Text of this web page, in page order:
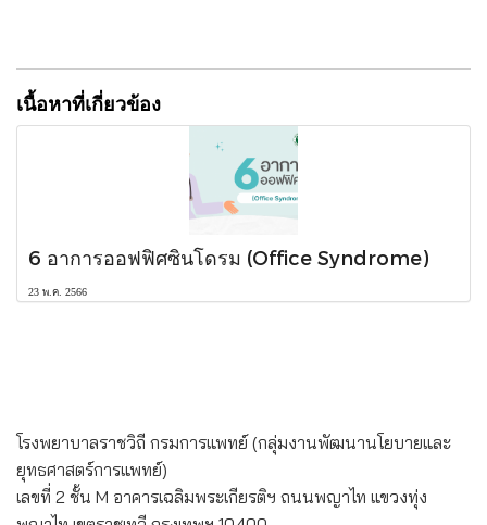
เนื้อหาที่เกี่ยวข้อง
6 อาการออฟฟิศซินโดรม (Office Syndrome)
23 พ.ค. 2566
โรงพยาบาลราชวิถี กรมการแพทย์ (กลุ่มงานพัฒนานโยบายและ
ยุทธศาสตร์การแพทย์)
เลขที่ 2 ชั้น M อาคารเฉลิมพระเกียรติฯ ถนนพญาไท แขวงทุ่ง